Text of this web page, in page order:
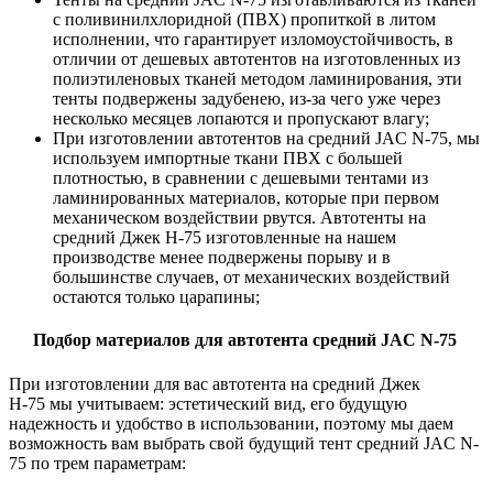
с поливинилхлоридной (ПВХ) пропиткой в литом
исполнении, что гарантирует изломоустойчивость, в
отличии от дешевых автотентов на изготовленных из
полиэтиленовых тканей методом ламинирования, эти
тенты подвержены задубенею, из-за чего уже через
несколько месяцев лопаются и пропускают влагу;
При изготовлении автотентов на средний JAC N-75, мы
используем импортные ткани ПВХ с большей
плотностью, в сравнении с дешевыми тентами из
ламинированных материалов, которые при первом
механическом воздействии рвутся. Автотенты на
средний Джек Н-75 изготовленные на нашем
производстве менее подвержены порыву и в
большинстве случаев, от механических воздействий
остаются только царапины;
Подбор материалов для автотента средний JAC N-75
При изготовлении для вас автотента на средний Джек
Н-75 мы учитываем: эстетический вид, его будущую
надежность и удобство в использовании, поэтому мы даем
возможность вам выбрать свой будущий тент средний JAC N-
75 по трем параметрам: